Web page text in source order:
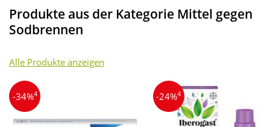
Produkte aus der Kategorie Mittel gegen
Sodbrennen
Alle Produkte anzeigen
-34%4 -24%4